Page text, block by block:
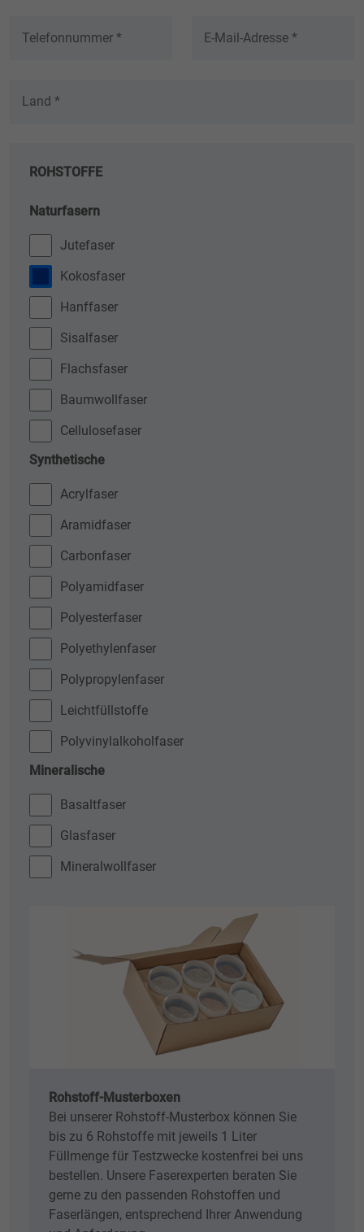
ROHSTOFFE
Naturfasern
Jutefaser
Kokosfaser
Hanffaser
Sisalfaser
Flachsfaser
Baumwollfaser
Cellulosefaser
Synthetische
Acrylfaser
Aramidfaser
Carbonfaser
Polyamidfaser
Polyesterfaser
Polyethylenfaser
Polypropylenfaser
Leichtfüllstoffe
Polyvinylalkoholfaser
Mineralische
Basaltfaser
Glasfaser
Mineralwollfaser
Rohstoff-Musterboxen
Bei unserer Rohstoff-Musterbox können Sie
bis zu 6 Rohstoffe mit jeweils 1 Liter
Füllmenge für Testzwecke kostenfrei bei uns
bestellen. Unsere Faserexperten beraten Sie
gerne zu den passenden Rohstoffen und
Faserlängen, entsprechend Ihrer Anwendung